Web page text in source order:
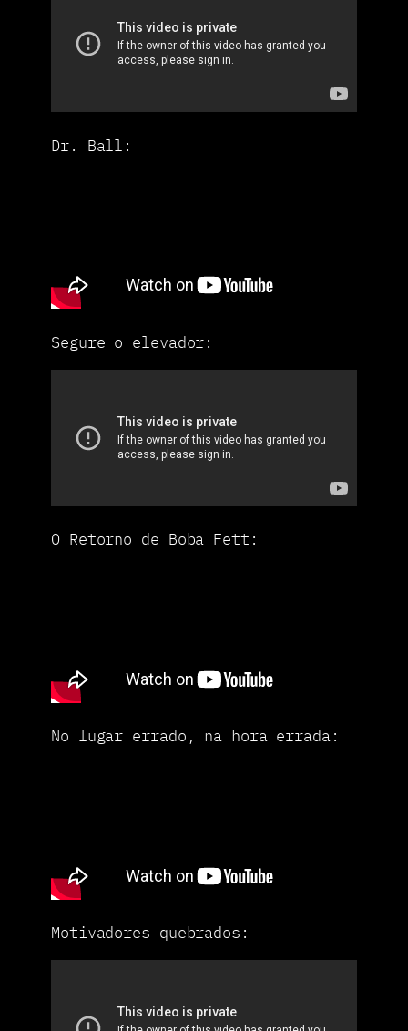
Dr. Ball:
Segure o elevador:
O Retorno de Boba Fett:
No lugar errado, na hora errada:
Motivadores quebrados: